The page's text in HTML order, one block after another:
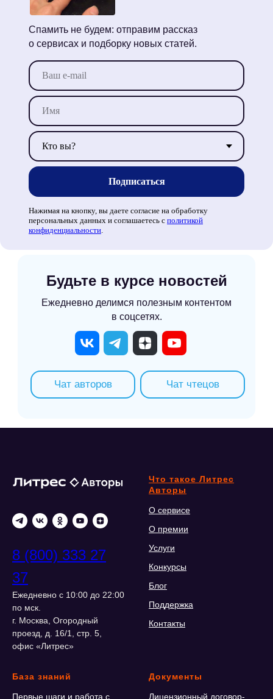
Подписаться
Нажимая на кнопку, вы даете согласие на обработку
персональных данных и соглашаетесь c политикой
конфиденциальности
Спамить не будем: отправим рассказ
о сервисах и подборку новых статей.
Будьте в курсе новостей
Ежедневно делимся полезным контентом
в соцсетях.
Чат авторов Чат чтецов
8 (800) 333 27
37
Ежедневно с 10:00 до 22:00
по мск.
г. Москва, Огородный
проезд, д. 16/1, стр. 5,
офис «Литрес»
Что такое Литрес
Авторы
О сервисе
О премии
Услуги
Конкурсы
Блог
Поддержка
Контакты
База знаний
Первые шаги и работа с
Документы
Лицензионный договор-